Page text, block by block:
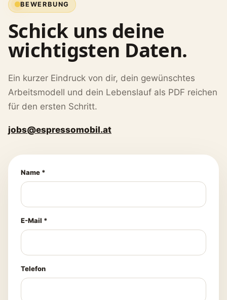
BEWERBUNG
Schick uns deine
wichtigsten Daten.
Ein kurzer Eindruck von dir, dein gewünschtes
Arbeitsmodell und dein Lebenslauf als PDF reichen
für den ersten Schritt.
jobs@espressomobil.at
Name *
E-Mail *
Telefon